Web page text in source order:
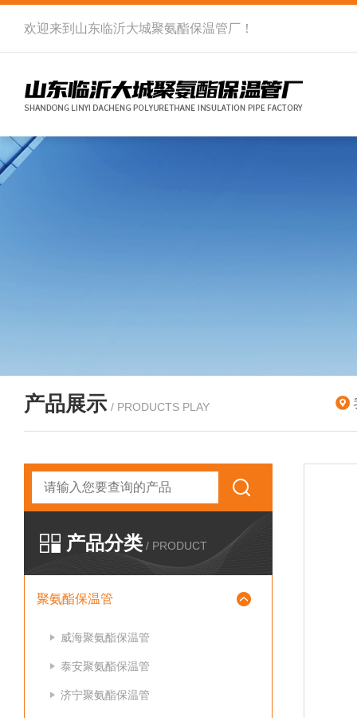
欢迎来到 山东临沂大城聚氨酯保温管厂 ！
产品展示 / PRODUCTS PLAY
产品分类 / PRODUCT
聚氨酯保温管
威海聚氨酯保温管
泰安聚氨酯保温管
济宁聚氨酯保温管